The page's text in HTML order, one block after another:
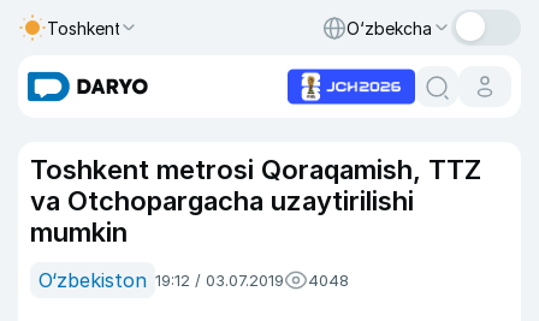
Toshkent O‘zbekcha
Toshkent metrosi Qoraqamish, TTZ
va Otchopargacha uzaytirilishi
mumkin
O‘zbekiston 19:12 / 03.07.2019 4048